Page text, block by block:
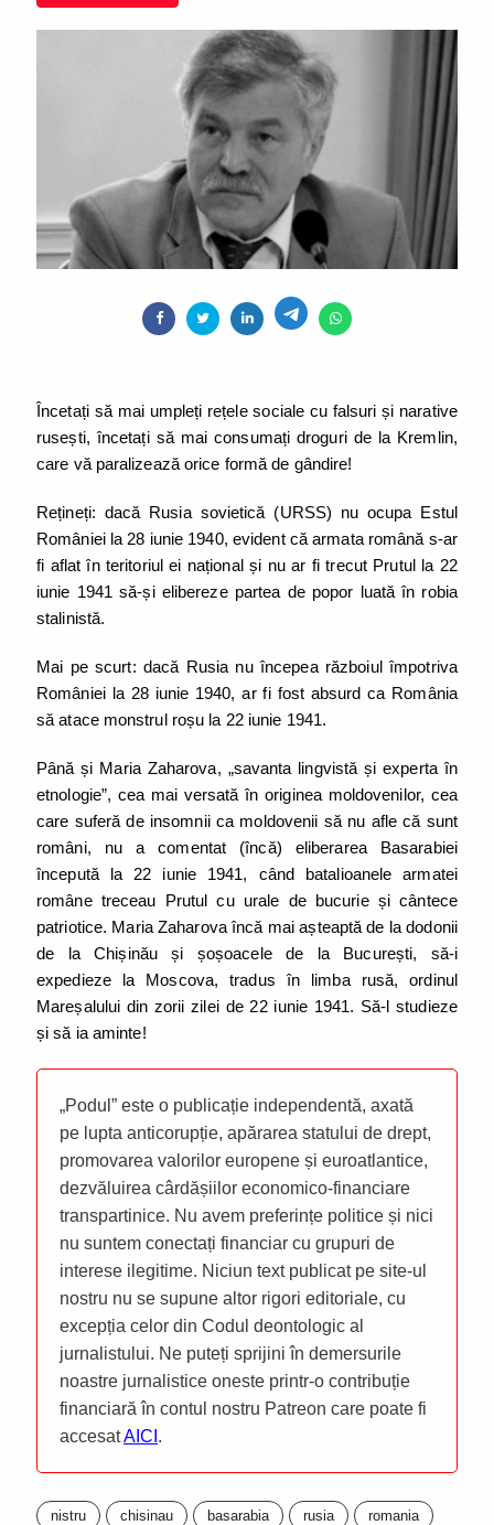
Încetați să mai umpleți rețele sociale cu falsuri și narative
rusești, încetați să mai consumați droguri de la Kremlin,
care vă paralizează orice formă de gândire!
Rețineți: dacă Rusia sovietică (URSS) nu ocupa Estul
României la 28 iunie 1940, evident că armata română s-ar
fi aflat în teritoriul ei național și nu ar fi trecut Prutul la 22
iunie 1941 să-și elibereze partea de popor luată în robia
stalinistă.
Mai pe scurt: dacă Rusia nu începea războiul împotriva
României la 28 iunie 1940, ar fi fost absurd ca România
să atace monstrul roșu la 22 iunie 1941.
Până și Maria Zaharova, „savanta lingvistă și experta în
etnologie”, cea mai versată în originea moldovenilor, cea
care suferă de insomnii ca moldovenii să nu afle că sunt
români, nu a comentat (încă) eliberarea Basarabiei
începută la 22 iunie 1941, când batalioanele armatei
române treceau Prutul cu urale de bucurie și cântece
patriotice. Maria Zaharova încă mai așteaptă de la dodonii
de la Chișinău și șoșoacele de la București, să-i
expedieze la Moscova, tradus în limba rusă, ordinul
Mareșalului din zorii zilei de 22 iunie 1941. Să-l studieze
și să ia aminte!
„Podul” este o publicație independentă, axată
pe lupta anticorupție, apărarea statului de drept,
promovarea valorilor europene și euroatlantice,
dezvăluirea cârdășiilor economico-financiare
transpartinice. Nu avem preferințe politice și nici
nu suntem conectați financiar cu grupuri de
interese ilegitime. Niciun text publicat pe site-ul
nostru nu se supune altor rigori editoriale, cu
excepția celor din Codul deontologic al
jurnalistului. Ne puteți sprijini în demersurile
noastre jurnalistice oneste printr-o contribuție
financiară în contul nostru Patreon care poate fi
accesatAICI .
nistru chisinau basarabia rusia romania